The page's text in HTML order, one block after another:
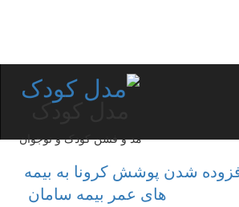
مدل کودک
مد و فشن کودک و نوجوان
شدن پوشش كرونا به بیمه
های عمر بیمه سامان